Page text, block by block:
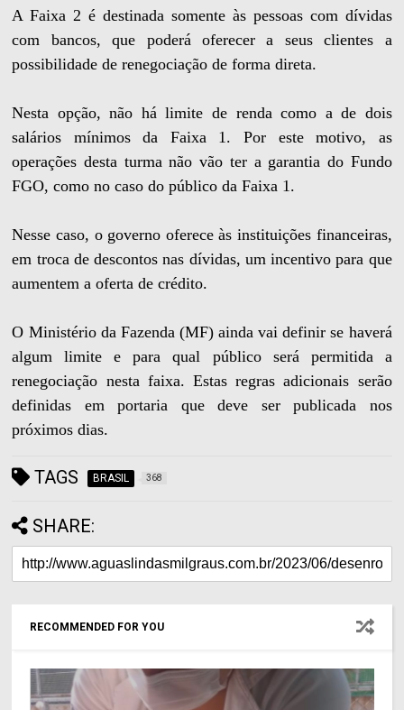
A Faixa 2 é destinada somente às pessoas com dívidas
com bancos, que poderá oferecer a seus clientes a
possibilidade de renegociação de forma direta.
Nesta opção, não há limite de renda como a de dois
salários mínimos da Faixa 1. Por este motivo, as
operações desta turma não vão ter a garantia do Fundo
FGO, como no caso do público da Faixa 1.
Nesse caso, o governo oferece às instituições financeiras,
em troca de descontos nas dívidas, um incentivo para que
aumentem a oferta de crédito.
O Ministério da Fazenda (MF) ainda vai definir se haverá
algum limite e para qual público será permitida a
renegociação nesta faixa. Estas regras adicionais serão
definidas em portaria que deve ser publicada nos
próximos dias.
TAGS BRASIL 368
SHARE:
RECOMMENDED FOR YOU